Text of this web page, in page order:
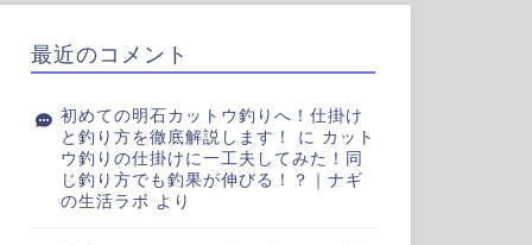
最近のコメント
初めての明石カットウ釣りへ！仕掛け
と釣り方を徹底解説します！
に カット
ウ釣りの仕掛けに一工夫してみた！同
じ釣り方でも釣果が伸びる！？｜ナギ
の生活ラボ より